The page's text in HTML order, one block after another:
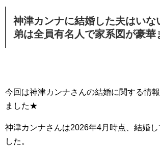
神津カンナに結婚した夫はいな
弟は全員有名人で家系図が豪華
今回は神津カンナさんの結婚に関する情
ました★
神津カンナさんは2026年4月時点、結婚
した。